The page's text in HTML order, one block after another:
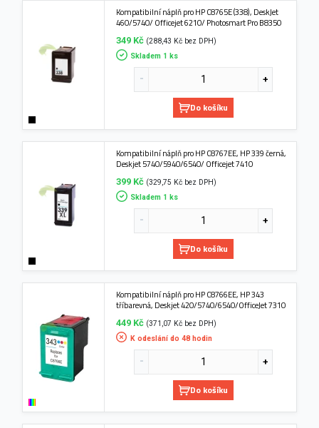
Kompatibilní náplň pro HP C8765E (338), DeskJet
460/5740/ Officejet 6210/ Photosmart Pro B8350
349 Kč (288,43 Kč bez DPH)
Skladem 1 ks
Do košíku
Kompatibilní náplň pro HP C8767EE, HP 339 černá,
Deskjet 5740/5940/6540/ Officejet 7410
399 Kč (329,75 Kč bez DPH)
Skladem 1 ks
Do košíku
Kompatibilní náplň pro HP C8766EE, HP 343
tříbarevná, Deskjet 420/5740/6540/OfficeJet 7310
449 Kč (371,07 Kč bez DPH)
K odeslání do 48 hodin
Do košíku